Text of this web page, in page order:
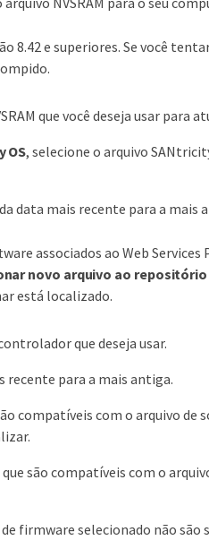
8.42 e superiores. Se você
que você deseja usar para
OS, selecione o arquivo
data mais recente para a mais
associados ao Web Services
novo arquivo ao
está localizado.
que deseja usar.
recente para a mais antiga.
compatíveis com o arquivo de
são compatíveis com o
firmware selecionado não são